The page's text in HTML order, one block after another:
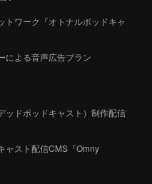
トワーク『オトナルポッドキャ
による音声広告プラン
ッドポッドキャスト）制作配信
ャスト配信CMS『Omny